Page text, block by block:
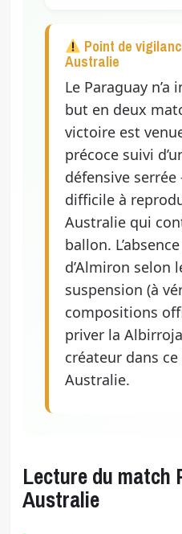
Point de
Australie
Le Paraguay n’a
but en deux
victoire est
précoce suivi
défensive
difficile à
Australie qui
ballon.
d’Almiron selon
suspension (à
compositions
priver la
créateur dans ce
Australie.
Lecture du match
Australie